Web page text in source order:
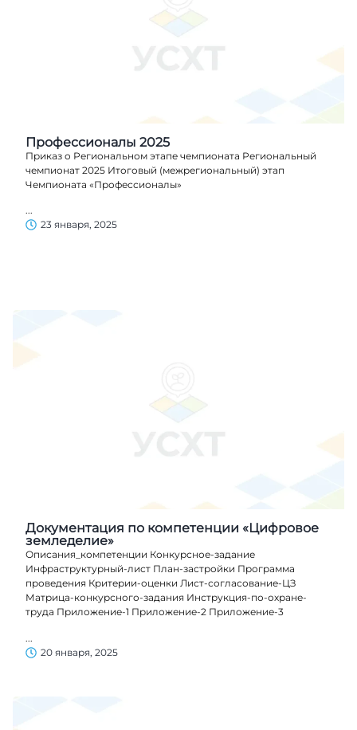
Профессионалы 2025
Приказ о Региональном этапе чемпионата Региональный
чемпионат 2025 Итоговый (межрегиональный) этап
Чемпионата «Профессионалы»
...
23 января, 2025
Документация по компетенции «Цифровое
земледелие»
Описания_компетенции Конкурсное-задание
Инфраструктурный-лист План-застройки Программа
проведения Критерии-оценки Лист-согласование-ЦЗ
Матрица-конкурсного-задания Инструкция-по-охране-
труда Приложение-1 Приложение-2 Приложение-3
...
20 января, 2025